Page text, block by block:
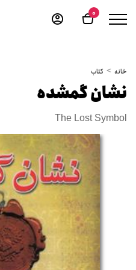
0
خانه کتاب
نشان گمشده
The Lost Symbol